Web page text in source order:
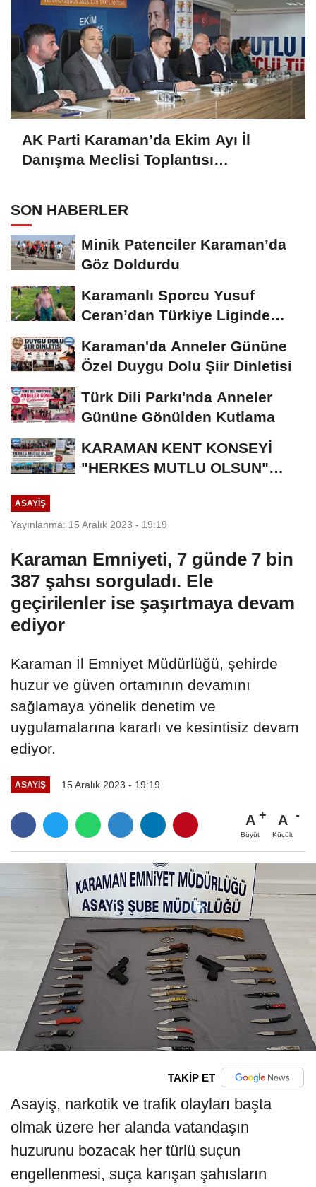
AK Parti Karaman’da Ekim Ayı İl
Danışma Meclisi Toplantısı
SON HABERLER
Minik Patenciler Karaman’da
Göz Doldurdu
Karamanlı Sporcu Yusuf
Ceran’dan Türkiye Liginde
Karaman'da Anneler Gününe
Özel Duygu Dolu Şiir Dinletisi
Türk Dili Parkı'nda Anneler
Gününe Gönülden Kutlama
KARAMAN KENT KONSEYİ
"HERKES MUTLU OLSUN"
ASAYIŞ
Yayınlanma: 15 Aralık 2023 - 19:19
Karaman Emniyeti, 7 günde 7 bin
387 şahsı sorguladı. Ele
geçirilenler ise şaşırtmaya devam
ediyor
Karaman İl Emniyet Müdürlüğü, şehirde
huzur ve güven ortamının devamını
sağlamaya yönelik denetim ve
uygulamalarına kararlı ve kesintisiz devam
ediyor.
ASAYIŞ 15 Aralık 2023 - 19:19
A
Büyüt
A
Küçült
TAKİP ET
Asayiş, narkotik ve trafik olayları başta
olmak üzere her alanda vatandaşın
huzurunu bozacak her türlü suçun
engellenmesi, suça karışan şahısların